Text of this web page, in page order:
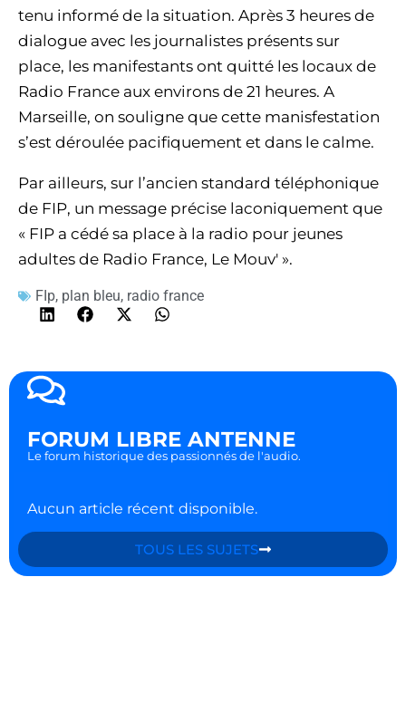
tenu informé de la situation. Après 3 heures de
dialogue avec les journalistes présents sur
place, les manifestants ont quitté les locaux de
Radio France aux environs de 21 heures. A
Marseille, on souligne que cette manisfestation
s’est déroulée pacifiquement et dans le calme.
Par ailleurs, sur l’ancien standard téléphonique
de FIP, un message précise laconiquement que
« FIP a cédé sa place à la radio pour jeunes
adultes de Radio France, Le Mouv' ».
FIp, plan bleu, radio france
FORUM LIBRE ANTENNE
Le forum historique des passionnés de l'audio.
Aucun article récent disponible.
TOUS LES SUJETS